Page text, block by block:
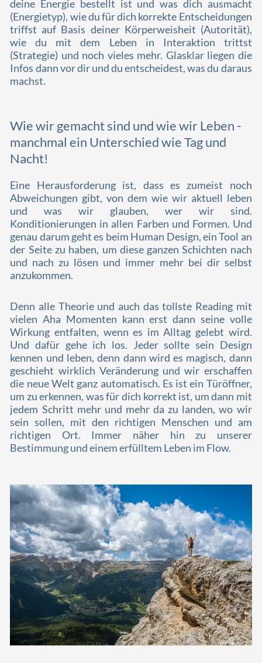
deine Energie bestellt ist und was dich ausmacht
(Energietyp), wie du für dich korrekte Entscheidungen
triffst auf Basis deiner Körperweisheit (Autorität),
wie du mit dem Leben in Interaktion trittst
(Strategie) und noch vieles mehr. Glasklar liegen die
Infos dann vor dir und du entscheidest, was du daraus
machst.
Wie wir gemacht sind und wie wir Leben -
manchmal ein Unterschied wie Tag und
Nacht!
Eine Herausforderung ist, dass es zumeist noch
Abweichungen gibt, von dem wie wir aktuell leben
und was wir glauben, wer wir sind.
Konditionierungen in allen Farben und Formen. Und
genau darum geht es beim Human Design, ein Tool an
der Seite zu haben, um diese ganzen Schichten nach
und nach zu lösen und immer mehr bei dir selbst
anzukommen.
Denn alle Theorie und auch das tollste Reading mit
vielen Aha Momenten kann erst dann seine volle
Wirkung entfalten, wenn es im Alltag gelebt wird.
Und dafür gehe ich los. Jeder sollte sein Design
kennen und leben, denn dann wird es magisch, dann
geschieht wirklich Veränderung und wir erschaffen
die neue Welt ganz automatisch. Es ist ein Türöffner,
um zu erkennen, was für dich korrekt ist, um dann mit
jedem Schritt mehr und mehr da zu landen, wo wir
sein sollen, mit den richtigen Menschen und am
richtigen Ort. Immer näher hin zu unserer
Bestimmung und einem erfülltem Leben im Flow.